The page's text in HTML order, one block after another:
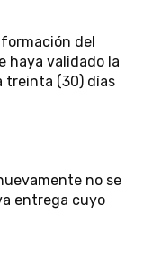
del
haya validado la
treinta (30) días
no se
entrega cuyo